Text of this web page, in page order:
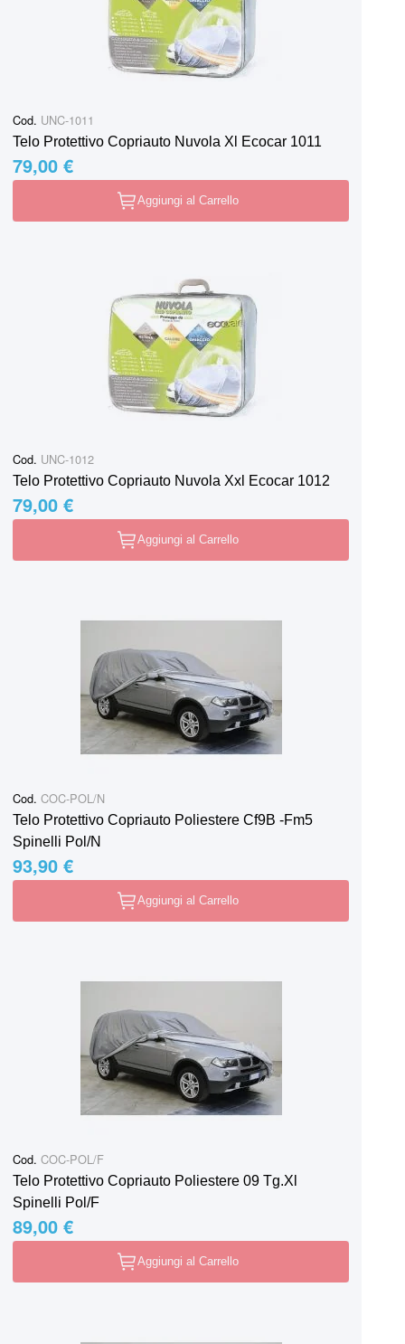
Cod. UNC-1011
Telo Protettivo Copriauto Nuvola Xl Ecocar 1011
79,00 €
Aggiungi al Carrello
Cod. UNC-1012
Telo Protettivo Copriauto Nuvola Xxl Ecocar 1012
79,00 €
Aggiungi al Carrello
Cod. COC-POL/N
Telo Protettivo Copriauto Poliestere Cf9B -Fm5
Spinelli Pol/N
93,90 €
Aggiungi al Carrello
Cod. COC-POL/F
Telo Protettivo Copriauto Poliestere 09 Tg.Xl
Spinelli Pol/F
89,00 €
Aggiungi al Carrello